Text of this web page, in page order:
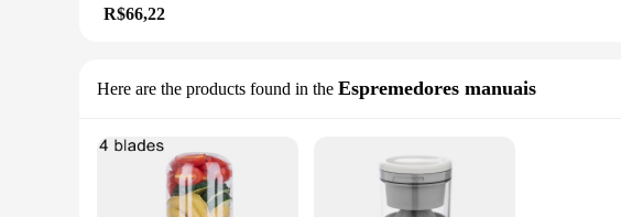
R$66,22
Here are the products found in the Espremedores manuais